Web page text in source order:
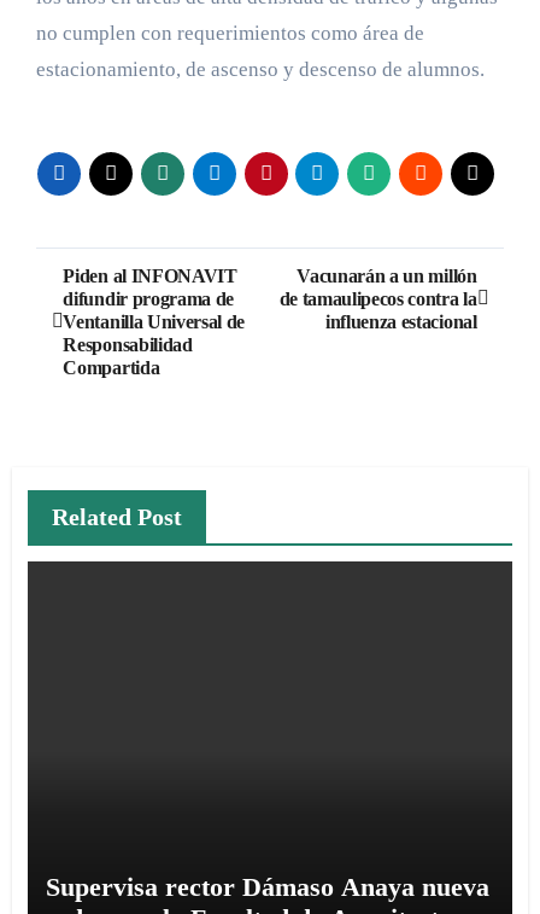
no cumplen con requerimientos como área de
estacionamiento, de ascenso y descenso de alumnos.
Navegación
de
entradas
Piden al INFONAVIT
difundir programa de
Ventanilla Universal de
Responsabilidad
Compartida
Vacunarán a un millón
de tamaulipecos contra la
influenza estacional
Related Post
Supervisa rector Dámaso Anaya nueva